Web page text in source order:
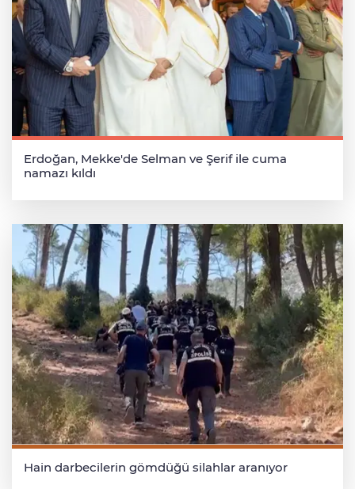
Erdoğan, Mekke'de Selman ve Şerif ile cuma
namazı kıldı
Hain darbecilerin gömdüğü silahlar aranıyor